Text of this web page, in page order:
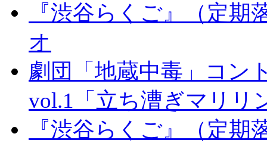
『渋谷らくご』（定
オ
劇団「地蔵中毒」コン
vol.1「立ち漕ぎマリリ
『渋谷らくご』（定